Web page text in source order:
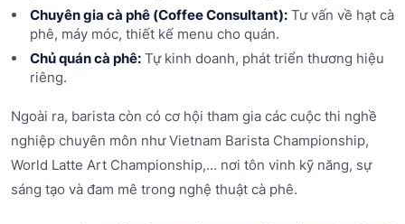
Chuyên gia cà phê (Coffee Consultant):Tư vấn về hạt cà
phê, máy móc, thiết kế menu cho quán.
Chủ quán cà phê:Tự kinh doanh, phát triển thương hiệu
riêng.
Ngoài ra, barista còn có cơ hội tham gia các cuộc thi nghề
nghiệp chuyên môn như Vietnam Barista Championship,
World Latte Art Championship,… nơi tôn vinh kỹ năng, sự
sáng tạo và đam mê trong nghệ thuật cà phê.